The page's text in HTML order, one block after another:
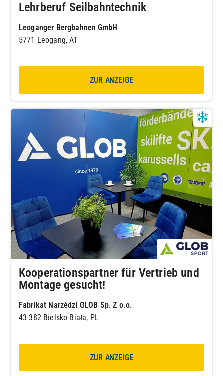
Lehrberuf Seilbahntechnik
Leoganger Bergbahnen GmbH
5771 Leogang, AT
ZUR ANZEIGE
Kooperationspartner für Vertrieb und
Montage gesucht!
Fabrikat Narzédzi GLOB Sp. Z o.o.
43-382 Bielsko-Biała, PL
ZUR ANZEIGE